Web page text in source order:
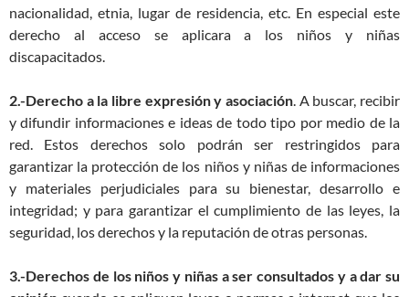
nacionalidad, etnia, lugar de residencia, etc. En especial este
derecho al acceso se aplicara a los niños y niñas
discapacitados.
2.-Derecho a la libre expresión y asociación . A buscar, recibir
y difundir informaciones e ideas de todo tipo por medio de la
red. Estos derechos solo podrán ser restringidos para
garantizar la protección de los niños y niñas de informaciones
y materiales perjudiciales para su bienestar, desarrollo e
integridad; y para garantizar el cumplimiento de las leyes, la
seguridad, los derechos y la reputación de otras personas.
3.-Derechos de los niños y niñas a ser consultados y a dar su